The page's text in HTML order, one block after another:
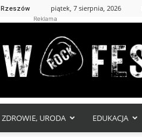
Rzeszów piątek, 7 sierpnia, 2026
Reklama
ZDROWIE, URODA EDUKACJA